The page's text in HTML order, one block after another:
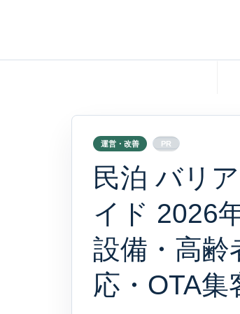
運営・改善 PR
民泊 バリ
イド 2026
設備・高齢
応・OTA